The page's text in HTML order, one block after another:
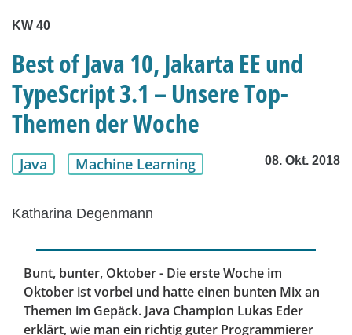
KW 40
Best of Java 10, Jakarta EE und
TypeScript 3.1 – Unsere Top-
Themen der Woche
Java Machine Learning 08. Okt. 2018
Katharina Degenmann
Bunt, bunter, Oktober - Die erste Woche im
Oktober ist vorbei und hatte einen bunten Mix an
Themen im Gepäck. Java Champion Lukas Eder
erklärt, wie man ein richtig guter Programmierer